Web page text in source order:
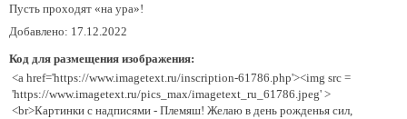
Пусть проходят «на ура»!
Добавлено: 17.12.2022
Код для размещения изображения:
<a href='https://www.imagetext.ru/inscription-61786.php'><img src =
'https://www.imagetext.ru/pics_max/imagetext_ru_61786.jpeg' >
<br>Картинки с надписями - Племяш! Желаю в день рожденья сил,